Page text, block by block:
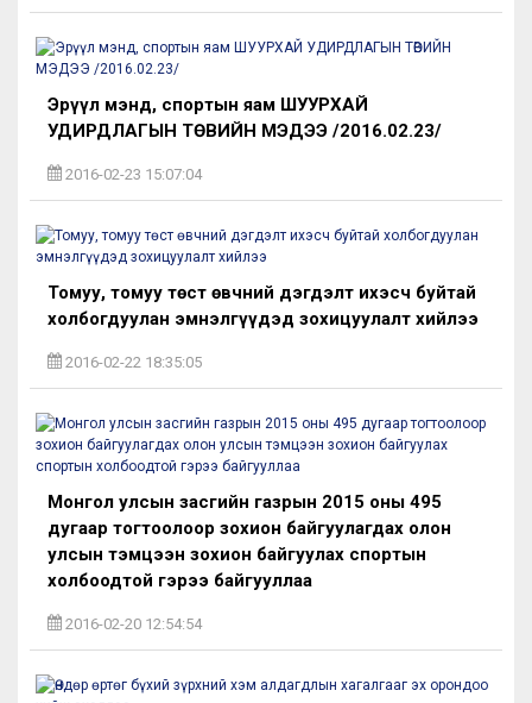
Эрүүл мэнд, спортын яам ШУУРХАЙ
УДИРДЛАГЫН ТӨВИЙН МЭДЭЭ /2016.02.23/
2016-02-23 15:07:04
Томуу, томуу төст өвчний дэгдэлт ихэсч буйтай
холбогдуулан эмнэлгүүдэд зохицуулалт хийлээ
2016-02-22 18:35:05
Монгол улсын засгийн газрын 2015 оны 495
дугаар тогтоолоор зохион байгуулагдах олон
улсын тэмцээн зохион байгуулах спортын
холбоодтой гэрээ байгууллаа
2016-02-20 12:54:54